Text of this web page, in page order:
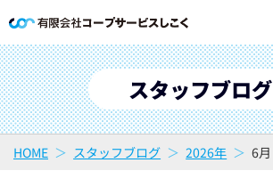
スタッフブログ
HOME スタッフブログ 2026年 6月